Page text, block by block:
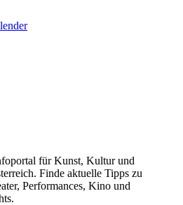
für Kunst, Kultur und
Finde aktuelle Tipps zu
Performances, Kino und